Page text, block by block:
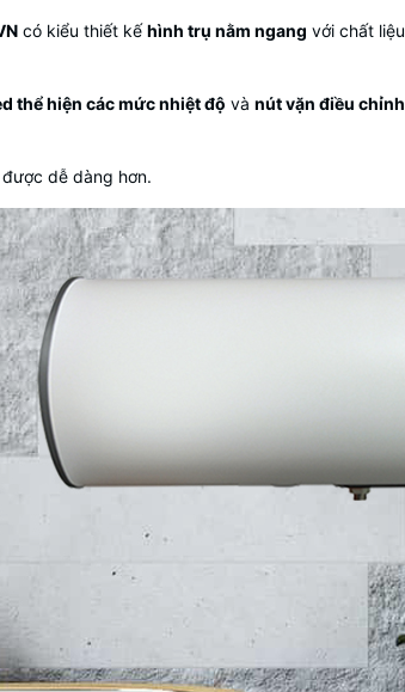
có kiểu thiết kếhình trụ nằm ngang với chất liệu
thể hiện các mức nhiệt độ và nút vặn điều chỉnh
dễ dàng hơn.